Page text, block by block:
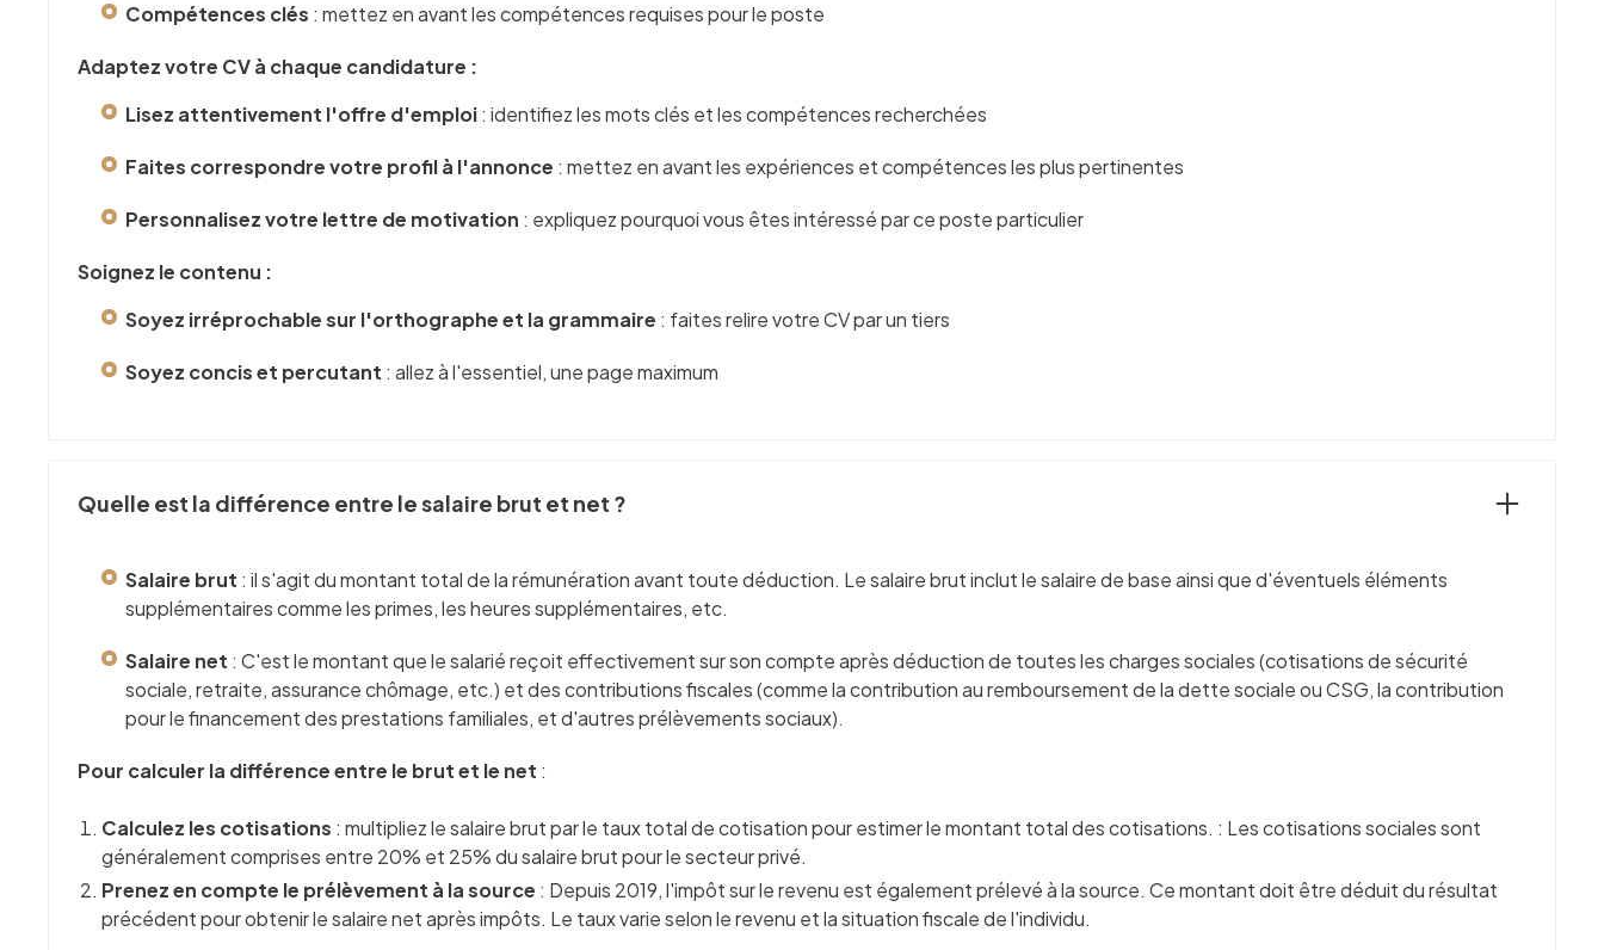
Compétences clés : mettez en avant les compétences requises pour le poste
Adaptez votre CV à chaque candidature :
Lisez attentivement l'offre d'emploi: identifiez les mots clés et les compétences recherchées
Faites correspondre votre profil à l'annonce : mettez en avant les expériences et compétences les plus pertinentes
Personnalisez votre lettre de motivation : expliquez pourquoi vous êtes intéressé par ce poste particulier
Soignez le contenu :
Soyez irréprochable sur l'orthographe et la grammaire : faites relire votre CV par un tiers
Soyez concis et percutant : allez à l'essentiel, une page maximum
Quelle est la différence entre le salaire brut et net ?
Salaire brut : il s'agit du montant total de la rémunération avant toute déduction. Le salaire brut inclut le salaire de base ainsi que d'éventuels éléments
supplémentaires comme les primes, les heures supplémentaires, etc.
Salaire net : C'est le montant que le salarié reçoit effectivement sur son compte après déduction de toutes les charges sociales (cotisations de sécurité
sociale, retraite, assurance chômage, etc.) et des contributions fiscales (comme la contribution au remboursement de la dette sociale ou CSG, la contribution
pour le financement des prestations familiales, et d'autres prélèvements sociaux).
Pour calculer la différence entre le brut et le net :
Calculez les cotisations : multipliez le salaire brut par le taux total de cotisation pour estimer le montant total des cotisations. : Les cotisations sociales sont
généralement comprises entre 20% et 25% du salaire brut pour le secteur privé.
Prenez en compte le prélèvement à la source : Depuis 2019, l'impôt sur le revenu est également prélevé à la source. Ce montant doit être déduit du résultat
précédent pour obtenir le salaire net après impôts. Le taux varie selon le revenu et la situation fiscale de l'individu.